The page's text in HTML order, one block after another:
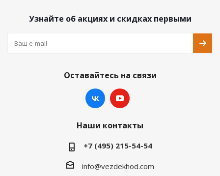
Узнайте об акциях и скидках первыми
Оставайтесь на связи
Наши контакты
+7 (495) 215-54-54
info@vezdekhod.com